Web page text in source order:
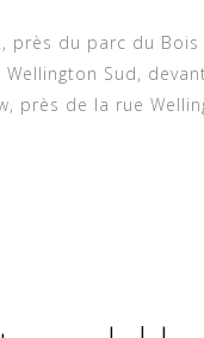
près du parc du Bois
Sud,
près de la rue